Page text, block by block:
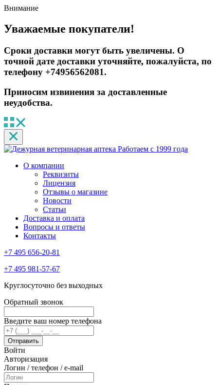
Внимание
Уважаемые покупатели!
Сроки доставки могут быть увеличены. О
точной дате доставки уточняйте, пожалуйста, по
телефону +74956562081.
Приносим извинения за доставленные
неудобства.
Работаем с 1999 года
О компании
Реквизиты
Лицензия
Отзывы о магазине
Новости
Статьи
Доставка и оплата
Вопросы и ответы
Контакты
+7 495 656-20-81
+7 495 981-57-67
Круглосуточно без выходных
Обратный звонок
Введите ваш номер телефона
Войти
Авторизация
Логин / телефон / e-mail